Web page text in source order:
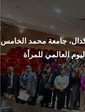
أكدال، جامعة محمد الخامس
العالمي للمرأة